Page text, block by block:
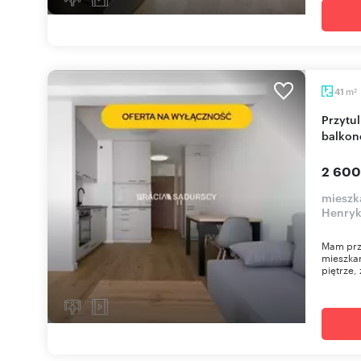
41 m2
Przytulne 2-pokojowe mieszkanie 41 m² z
2
Mam
piętrze,